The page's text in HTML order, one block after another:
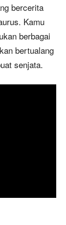
bercerita
Kamu
berbagai
bertualang
senjata.